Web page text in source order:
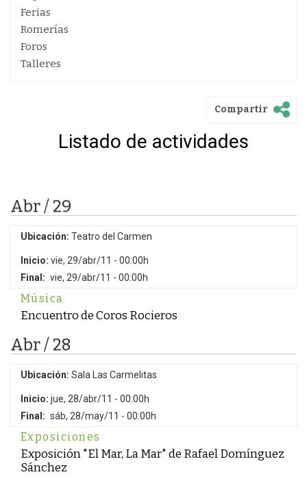
Ferias
Romerías
Foros
Talleres
Compartir
Listado de actividades
Abr / 29
Ubicación: Teatro del Carmen
Inicio: vie, 29/abr/11 - 00:00h
Final: vie, 29/abr/11 - 00:00h
Música
Encuentro de Coros Rocieros
Abr / 28
Ubicación: Sala Las Carmelitas
Inicio: jue, 28/abr/11 - 00:00h
Final: sáb, 28/may/11 - 00:00h
Exposiciones
Exposición "El Mar, La Mar" de Rafael Domínguez
Sánchez